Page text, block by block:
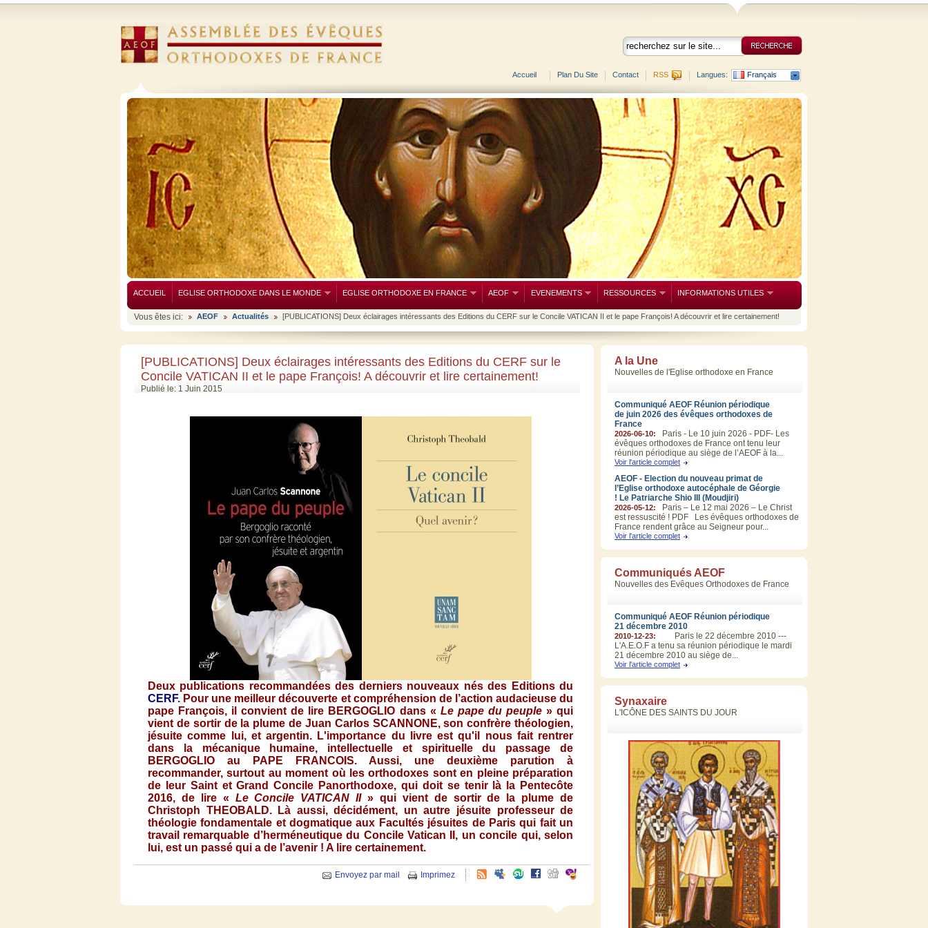
Langues: Français
RSS
Contact
Plan Du Site
Accueil
ACCUEIL EGLISE ORTHODOXE DANS LE MONDE EGLISE ORTHODOXE EN FRANCE AEOF EVENEMENTS RESSOURCES INFORMATIONS UTILES
Vous êtes ici: AEOF Actualités [PUBLICATIONS] Deux éclairages intéressants des Editions du CERF sur le Concile VATICAN II et le pape François! A découvrir et lire certainement!
[PUBLICATIONS] Deux éclairages intéressants des Editions du CERF sur le
Concile VATICAN II et le pape François! A découvrir et lire certainement!
Publié le: 1 Juin 2015
Deux publications recommandéesdes derniersnouveaux nésdes Editions du
CERF. Pour une meilleur découverte et compréhension de l’action audacieusedu
pape François, il convient de lire BERGOGLIO dans« Le papedu peuple» qui
vient de sortirde la plume de Juan Carlos SCANNONE, sonconfrère théologien,
jésuite comme lui, et argentin. L'importance du livre est qu'il nousfait rentrer
dans la mécanique humaine, intellectuelle et spirituelledu passage de
BERGOGLIO au PAPE FRANCOIS. Aussi, une deuxième parution
à
recommander,surtout au moment où lesorthodoxes sonten pleine préparation
de
leurSaint et GrandConcile Panorthodoxe, qui doitse tenir là la Pentecôte
2016, de lire « LeConcile VATICAN II» qui vientde sortirde la plume de
Christoph THEOBALD. Là aussi,décidément, unautre jésuite professeurde
théologie fondamentale etdogmatique aux Facultés jésuites de Paris qui fait un
travail remarquable d’herméneutiquedu ConcileVatican II, unconcile qui,selon
lui, est un passé qui a de l’avenir ! A lire certainement.
Imprimez
Envoyez par mail
A la Une
Nouvelles de l'Eglise orthodoxe en France
Communiqué AEOF Réunion périodique
de juin 2026 des évêques orthodoxes de
France
2026-06-10:
Paris - Le 10 juin 2026 - PDF- Les
évêques orthodoxes de France ont tenu leur
réunion périodique au siège de l’AEOF à la...
Voir l'article complet
AEOF - Election du nouveau primat de
l’Eglise orthodoxe autocéphale de Géorgie
! Le Patriarche Shio III (Moudjiri)
2026-05-12:
Paris – Le 12 mai 2026 – Le Christ
est ressuscité ! PDF Les évêques orthodoxes de
France rendent grâce au Seigneur pour...
Voir l'article complet
Communiqués AEOF
Nouvelles des Evêques Orthodoxes de France
Communiqué AEOF Réunion périodique
21 décembre 2010
2010-12-23:
Paris le 22 décembre 2010 ---
L'A.E.O.F a tenu sa réunion périodique le mardi
21 décembre 2010 au siège de...
Voir l'article complet
Synaxaire
L'ICÔNE DES SAINTS DU JOUR